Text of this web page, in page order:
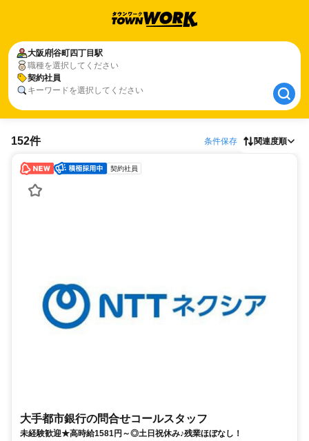
大阪府谷町四丁目駅
職種を選択してください
契約社員
キーワードを選択してください
大阪府谷町四丁目駅
契約社員
152件 条件保存 関連度順
契約社員
大手都市銀行の問合せコールスタッフ
未経験歓迎★高時給1581円～◎土日祝休み♪残業ほぼなし！